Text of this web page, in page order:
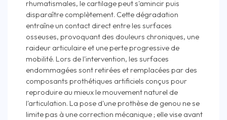
rhumatismales, le cartilage peut s'amincir puis
disparaître complètement. Cette dégradation
entraîne un contact direct entre les surfaces
osseuses, provoquant des douleurs chroniques, une
raideur articulaire et une perte progressive de
mobilité. Lors de l'intervention, les surfaces
endommagées sont retirées et remplacées par des
composants prothétiques artificiels conçus pour
reproduire au mieux le mouvement naturel de
l'articulation. La pose d'une prothèse de genou ne se
limite pas à une correction mécanique ; elle vise avant